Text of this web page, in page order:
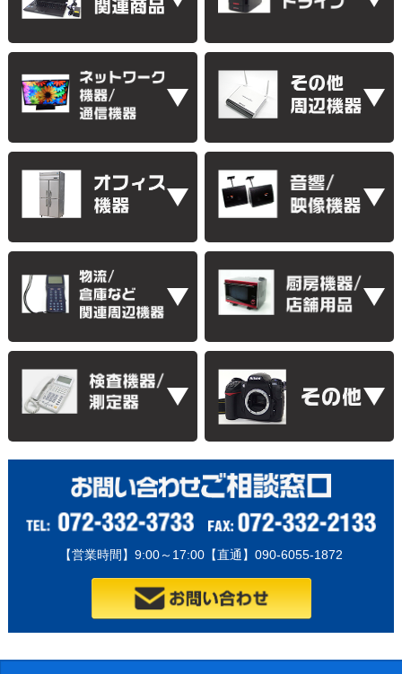
【営業時間】9:00～17:00【直通】090-6055-1872